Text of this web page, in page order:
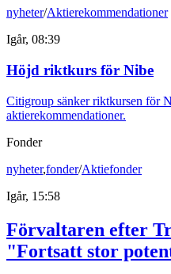
nyheter/Aktierekommendationer
Igår, 08:39
Höjd riktkurs för Nibe
Citigroup sänker riktkursen för
aktierekommendationer.
Fonder
nyheter,fonder/Aktiefonder
Igår, 15:58
Förvaltaren efter
"Fortsatt stor